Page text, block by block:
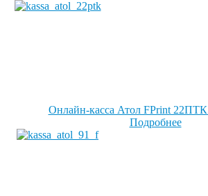
Онлайн-касса Атол FPrint 22ПТК
Подробнее